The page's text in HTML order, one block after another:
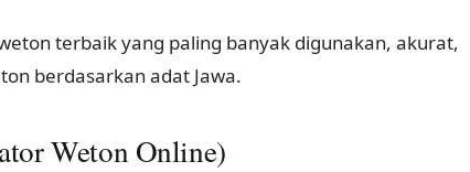
terbaik yang paling banyak digunakan, akurat,
berdasarkan adat Jawa.
Weton Online)